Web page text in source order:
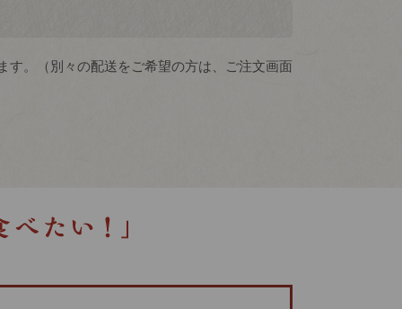
す。（別々の配送をご希望の方は、ご注文画面